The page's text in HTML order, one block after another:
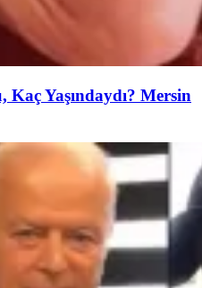
Yaşındaydı? Mersin